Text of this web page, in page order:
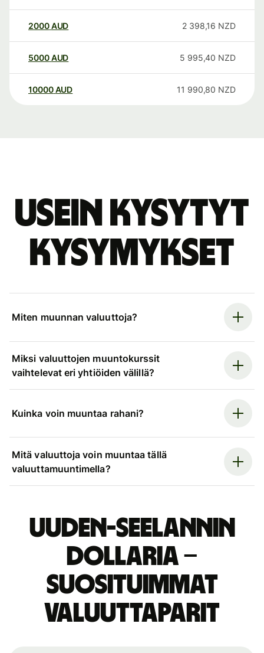
2000AUD 2 398,16 NZD
5000AUD 5 995,40 NZD
10000 AUD 11 990,80 NZD
Usein kysytyt
kysymykset
Miten muunnan valuuttoja?
Miksi valuuttojen muuntokurssit
vaihtelevat eri yhtiöiden välillä?
Kuinka voin muuntaa rahani?
Mitä valuuttoja voin muuntaa tällä
valuuttamuuntimella?
Uuden-Seelannin
dollaria –
suosituimmat
valuuttaparit